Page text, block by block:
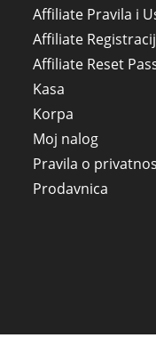
Affiliate Pravila i
Affiliate
Affiliate Reset
Kasa
Korpa
Moj nalog
Pravila o
Prodavnica